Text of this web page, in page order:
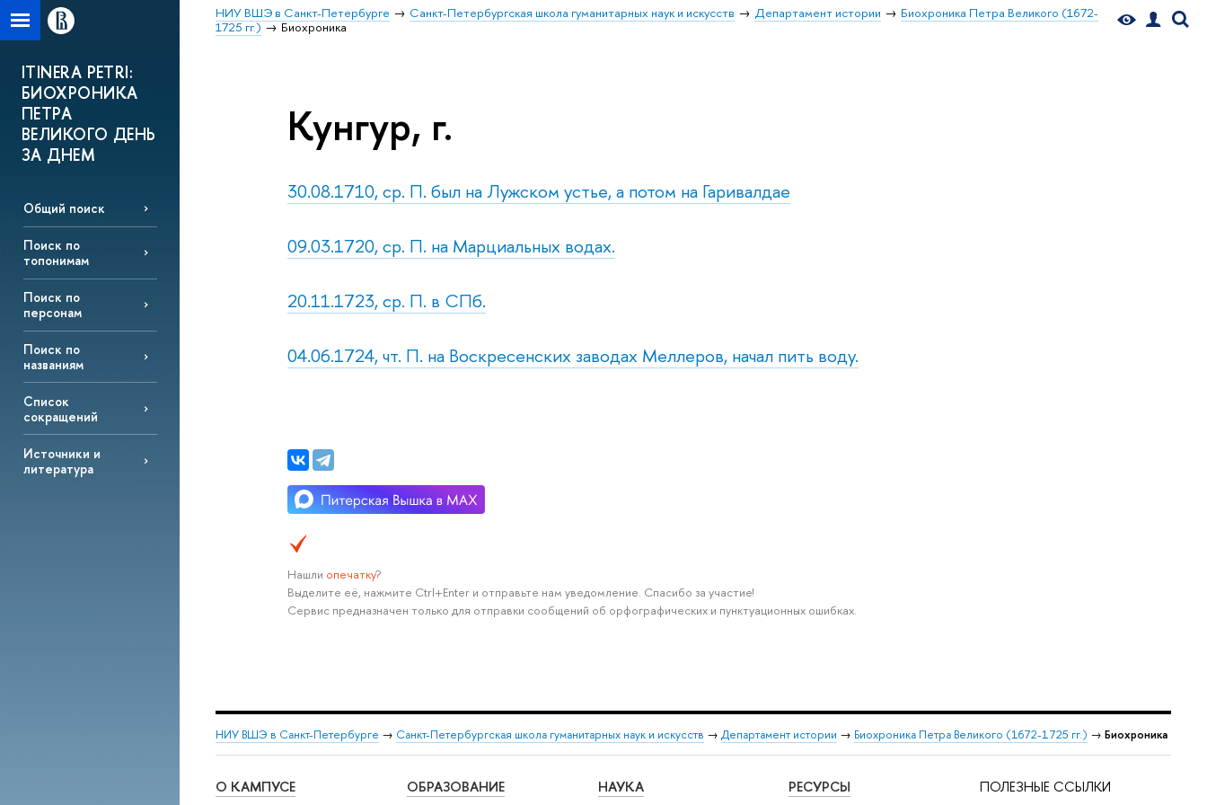
НИУ ВШЭ в Санкт-Петербурге Санкт-Петербургская школа гуманитарных наук и искусств Департамент истории
Биохроника Петра Великого (1672-
1725 гг.)
Биохроника
ITINERA PETRI:
БИОХРОНИКА
ПЕТРА
ВЕЛИКОГО ДЕНЬ
ЗА ДНЕМ
Общий поиск
Поиск по
топонимам
Поиск по
персонам
Поиск по
названиям
Список
сокращений
Источники и
литература
Кунгур, г.
30.08.1710, ср. П. был на Лужском устье, а потом на Гаривалдае
09.03.1720, ср. П. на Марциальных водах.
20.11.1723, ср. П. в СПб.
04.06.1724, чт. П. на Воскресенских заводах Меллеров, начал пить воду.
Нашли опечатку?
Выделите её, нажмите Ctrl+Enter и отправьте нам уведомление. Спасибо за участие!
Сервис предназначен только для отправки сообщений об орфографических и пунктуационных ошибках.
НИУ ВШЭ в Санкт-Петербурге → Санкт-Петербургская школа гуманитарных наук и искусств → Департамент истории → Биохроника Петра Великого (1672-1725 гг.) → Биохроника
О КАМПУСЕ ОБРАЗОВАНИЕ НАУКА РЕСУРСЫ ПОЛЕЗНЫЕ ССЫЛКИ